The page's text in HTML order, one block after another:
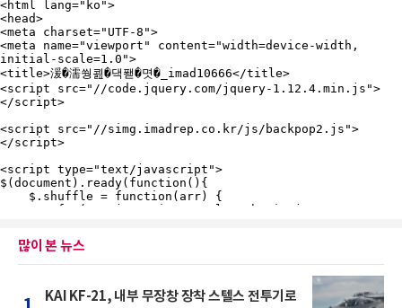
많이 본 뉴스
KAI KF-21, 내부 무장창 장착 스텔스 전투기로